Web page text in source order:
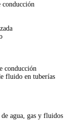
conducción
conducción
fluido en tuberías
agua, gas y fluidos